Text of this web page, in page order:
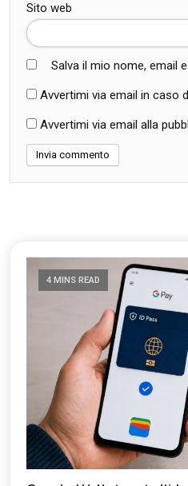
Sito web
Salva il mio nome, email
Avvertimi via email in caso
Avvertimi via email alla
4 MINS READ